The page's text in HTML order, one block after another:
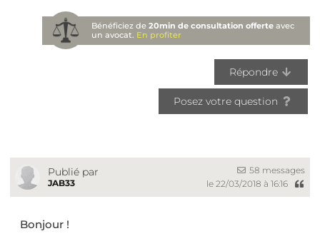
Bénéficiez de20min de consultation offerte avec
un avocat. En profiter
Répondre
Posez votre question
Publié par
JAB33
58 messages
le 22/03/2018 à 16:16
Bonjour !